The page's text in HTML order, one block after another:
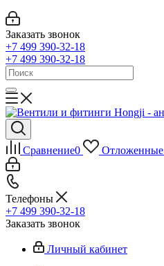
Заказать звонок
+7 499 390-32-18
+7 499 390-32-18
Сравнение0 Отложенные
Телефоны
+7 499 390-32-18
Заказать звонок
Личный кабинет